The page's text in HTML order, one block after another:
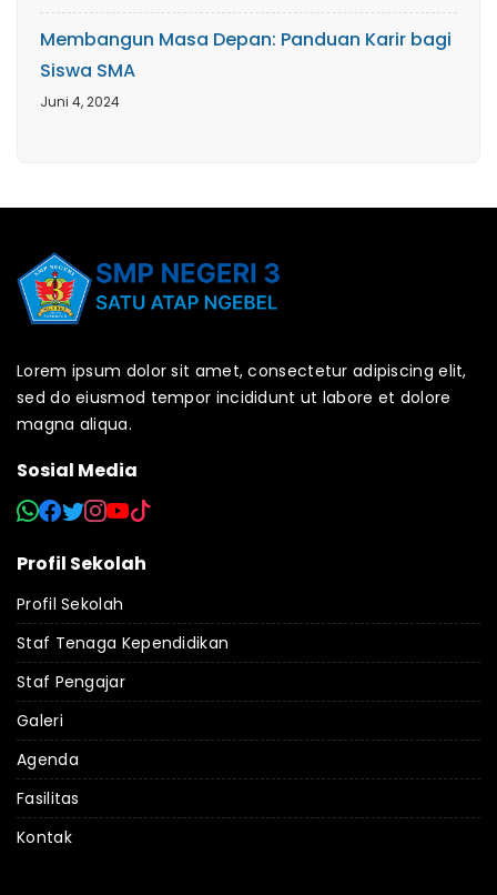
Membangun Masa Depan: Panduan Karir bagi
Siswa SMA
Juni 4, 2024
Lorem ipsum dolor sit amet, consectetur adipiscing elit,
sed do eiusmod tempor incididunt ut labore et dolore
magna aliqua.
Sosial Media
Profil Sekolah
Profil Sekolah
Staf Tenaga Kependidikan
Staf Pengajar
Galeri
Agenda
Fasilitas
Kontak